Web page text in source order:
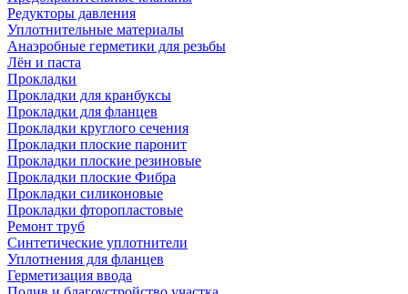
Редукторы давления
Уплотнительные материалы
Анаэробные герметики для резьбы
Лён и паста
Прокладки
Прокладки для кранбуксы
Прокладки для фланцев
Прокладки круглого сечения
Прокладки плоские паронит
Прокладки плоские резиновые
Прокладки плоские Фибра
Прокладки силиконовые
Прокладки фторопластовые
Ремонт труб
Синтетические уплотнители
Уплотнения для фланцев
Герметизация ввода